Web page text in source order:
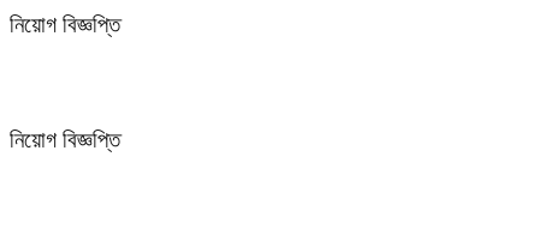
নিয়োগ বিজ্ঞপ্তি
নিয়োগ বিজ্ঞপ্তি